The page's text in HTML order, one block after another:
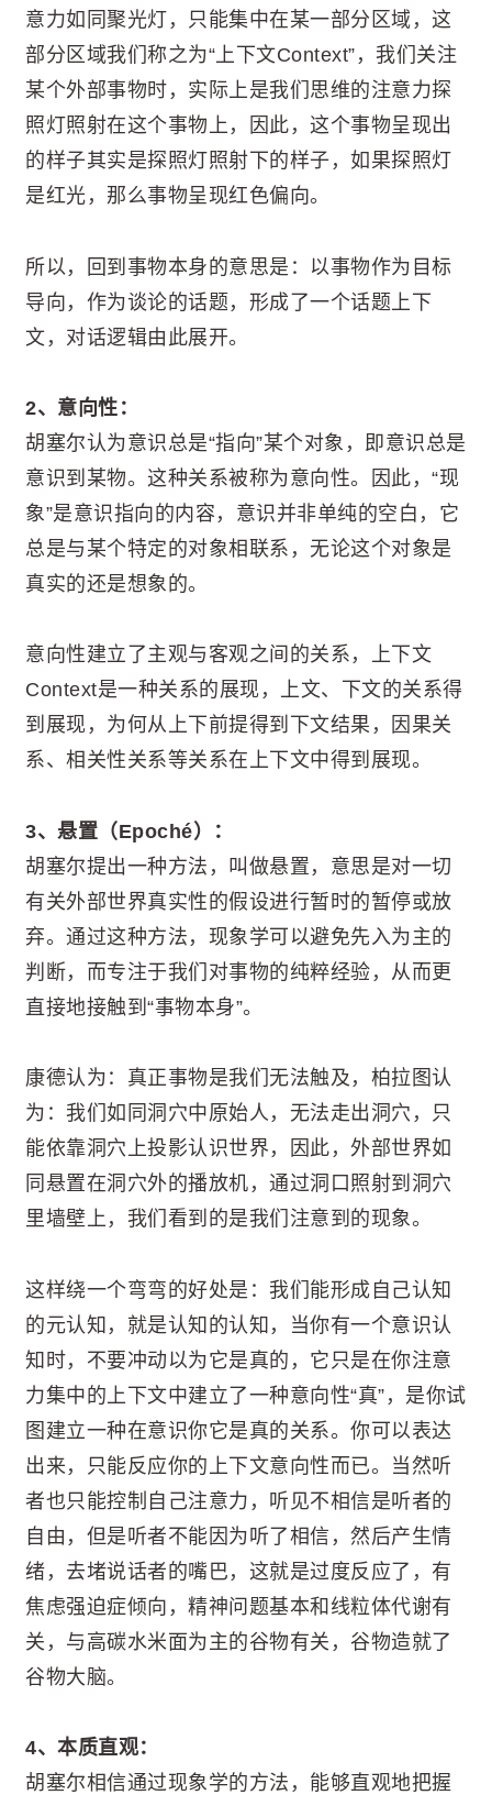
意力如同聚光灯，只能集中在某一部分区域，这
部分区域我们称之为“上下文Context”，我们关注
某个外部事物时，实际上是我们思维的注意力探
照灯照射在这个事物上，因此，这个事物呈现出
的样子其实是探照灯照射下的样子，如果探照灯
是红光，那么事物呈现红色偏向。
所以，回到事物本身的意思是：以事物作为目标
导向，作为谈论的话题，形成了一个话题上下
文，对话逻辑由此展开。
2、意向性：
胡塞尔认为意识总是“指向”某个对象，即意识总是
意识到某物。这种关系被称为意向性。因此，“现
象”是意识指向的内容，意识并非单纯的空白，它
总是与某个特定的对象相联系，无论这个对象是
真实的还是想象的。
意向性建立了主观与客观之间的关系，上下文
Context是一种关系的展现，上文、下文的关系得
到展现，为何从上下前提得到下文结果，因果关
系、相关性关系等关系在上下文中得到展现。
3、悬置（Epoché）：
胡塞尔提出一种方法，叫做悬置，意思是对一切
有关外部世界真实性的假设进行暂时的暂停或放
弃。通过这种方法，现象学可以避免先入为主的
判断，而专注于我们对事物的纯粹经验，从而更
直接地接触到“事物本身”。
康德认为：真正事物是我们无法触及，柏拉图认
为：我们如同洞穴中原始人，无法走出洞穴，只
能依靠洞穴上投影认识世界，因此，外部世界如
同悬置在洞穴外的播放机，通过洞口照射到洞穴
里墙壁上，我们看到的是我们注意到的现象。
这样绕一个弯弯的好处是：我们能形成自己认知
的元认知，就是认知的认知，当你有一个意识认
知时，不要冲动以为它是真的，它只是在你注意
力集中的上下文中建立了一种意向性“真”，是你试
图建立一种在意识你它是真的关系。你可以表达
出来，只能反应你的上下文意向性而已。当然听
者也只能控制自己注意力，听见不相信是听者的
自由，但是听者不能因为听了相信，然后产生情
绪，去堵说话者的嘴巴，这就是过度反应了，有
焦虑强迫症倾向，精神问题基本和线粒体代谢有
关，与高碳水米面为主的谷物有关，谷物造就了
谷物大脑。
4、本质直观：
胡塞尔相信通过现象学的方法，能够直观地把握